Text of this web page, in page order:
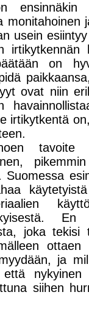
ensinnäkin
monitahoinen
usein
irtikytkennän
on
ovat niin
irtikytkentä
tavoite
Suomessa
joka tekisi
ja
nykyinen
siihen